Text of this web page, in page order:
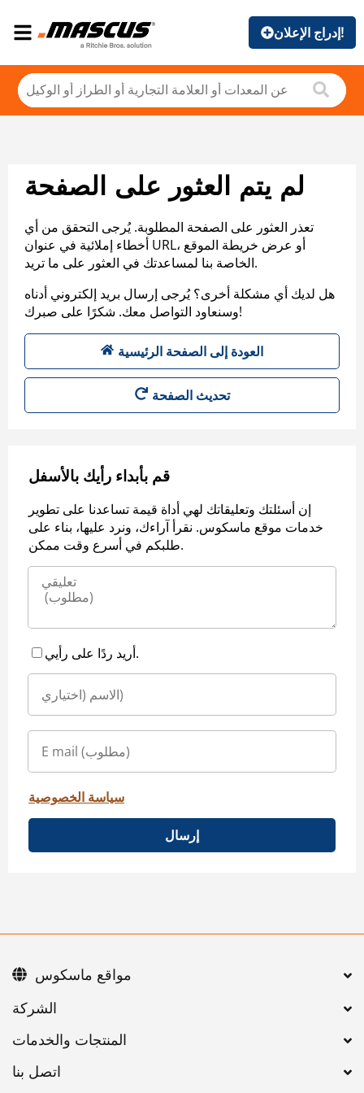
إدراج الإعلان!
لم يتم العثور على الصفحة
تعذر العثور على الصفحة المطلوبة. يُرجى التحقق من أي
أخطاء إملائية في عنوان URL، أو عرض خريطة الموقع
الخاصة بنا لمساعدتك في العثور على ما تريد.
هل لديك أي مشكلة أخرى؟ يُرجى إرسال بريد إلكتروني أدناه
وسنعاود التواصل معك. شكرًا على صبرك!
العودة إلى الصفحة الرئيسية
تحديث الصفحة
قم بأبداء رأيك بالأسفل
إن أسئلتك وتعليقاتك لهي أداة قيمة تساعدنا على تطوير
خدمات موقع ماسكوس. نقرأ آراءك، ونرد عليها، بناء على
طلبكم في أسرع وقت ممكن.
أريد ردًا على رأيي.
سياسة الخصوصية
إرسال
اتصل بنا
مواقع ماسكوس